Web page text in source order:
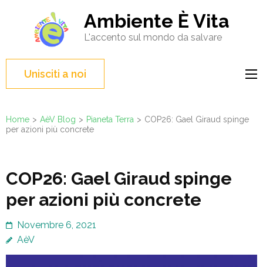
contenuto
(premi
Invio)
Ambiente È Vita
L'accento sul mondo da salvare
Unisciti a noi
Home > AèV Blog > Pianeta Terra > COP26: Gael Giraud spinge
per azioni più concrete
COP26: Gael Giraud spinge
per azioni più concrete
Novembre 6, 2021
AèV